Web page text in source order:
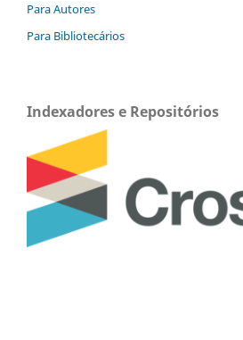
Para Autores
Para Bibliotecários
Indexadores e Repositórios